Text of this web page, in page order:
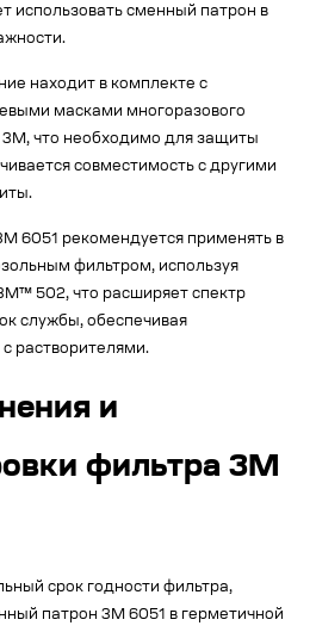
использовать сменный патрон в
находит в комплекте с
масками многоразового
3М, что необходимо для защиты
совместимость с другими
6051 рекомендуется применять в
фильтром, используя
502, что расширяет спектр
службы, обеспечивая
растворителями.
и
фильтра 3М
срок годности фильтра,
патрон 3M 6051 в герметичной